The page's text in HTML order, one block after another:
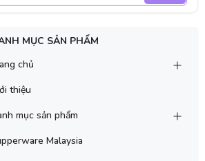
MỤC SẢN PHẨM
chủ
thiệu
mục sản phẩm
Malaysia